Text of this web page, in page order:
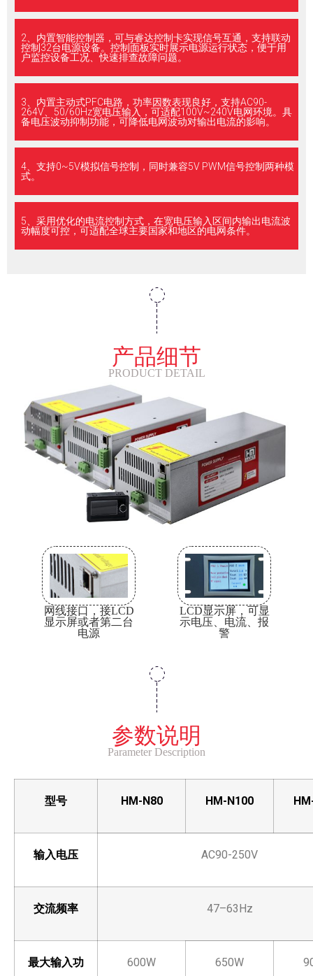
2、内置智能控制器，可与睿达控制卡实现信号互通，支持联动
控制32台电源设备。控制面板实时展示电源运行状态，便于用
户监控设备工况、快速排查故障问题。
3、内置主动式PFC电路，功率因数表现良好，支持AC90-
264V、50/60Hz宽电压输入，可适配100V~240V电网环境。具
备电压波动抑制功能，可降低电网波动对输出电流的影响。
4、支持0~5V模拟信号控制，同时兼容5V PWM信号控制两种模
式。
5、采用优化的电流控制方式，在宽电压输入区间内输出电流波
动幅度可控，可适配全球主要国家和地区的电网条件。
产品细节
PRODUCT DETAIL
网线接口，接LCD
显示屏或者第二台
电源
LCD显示屏，可显
示电压、电流、报
警
参数说明
Parameter Description
型号 HM-N80 HM-N100
输入电压 AC90-250V
交流频率 47–63Hz
最大输入功 600W 650W